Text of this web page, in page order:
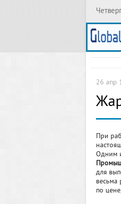
26 апр
При
Одним
для
весьма
по